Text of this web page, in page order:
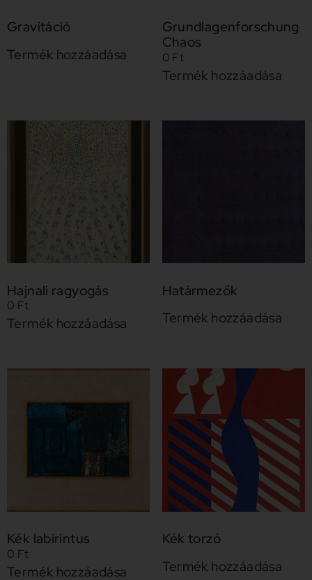
Gravitáció
Termék hozzáadása
Grundlagenforschung
Chaos
0 Ft
Termék hozzáadása
Hajnali ragyogás
0 Ft
Termék hozzáadása
Határmezők
Termék hozzáadása
Kék labirintus
0 Ft
Termék hozzáadása
Kék torzó
Termék hozzáadása